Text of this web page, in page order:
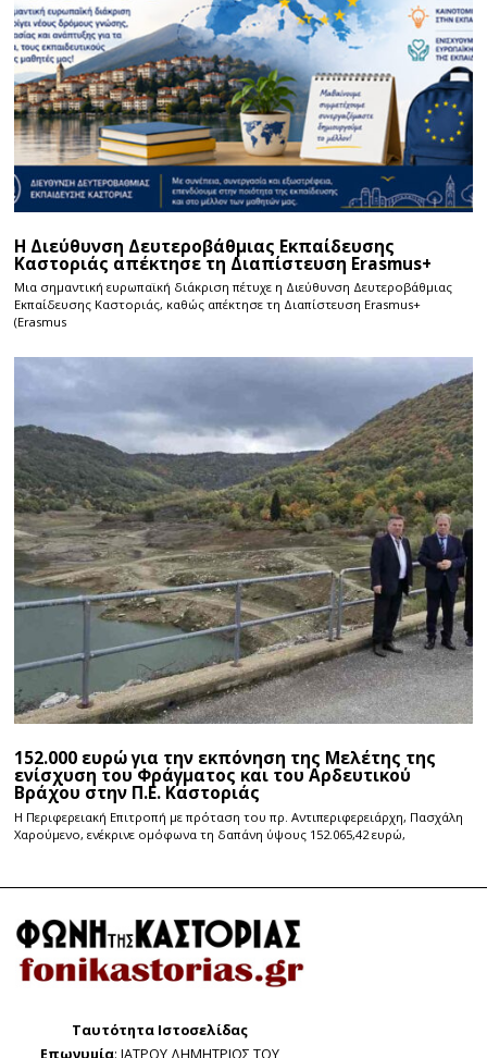
Η Διεύθυνση Δευτεροβάθμιας Εκπαίδευσης
Καστοριάς απέκτησε τη Διαπίστευση Erasmus+
Μια σημαντική ευρωπαϊκή διάκριση πέτυχε η Διεύθυνση Δευτεροβάθμιας
Εκπαίδευσης Καστοριάς, καθώς απέκτησε τη Διαπίστευση Erasmus+
(Erasmus
152.000 ευρώ για την εκπόνηση της Μελέτης της
ενίσχυση του Φράγματος και του Αρδευτικού
Βράχου στην Π.Ε. Καστοριάς
Η Περιφερειακή Επιτροπή με πρόταση του πρ. Αντιπεριφερειάρχη, Πασχάλη
Χαρούμενο, ενέκρινε ομόφωνα τη δαπάνη ύψους 152.065,42 ευρώ,
Ταυτότητα Ιστοσελίδας
Επωνυμία: ΙΑΤΡΟΥ ΔΗΜΗΤΡΙΟΣ ΤΟΥ